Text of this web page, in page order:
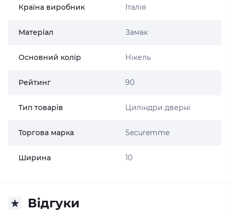
Країна виробник Італія
Матеріал Замак
Основний колір Нікель
Рейтинг 90
Тип товарів Циліндри дверні
Торгова марка Securemme
Ширина 10
Відгуки